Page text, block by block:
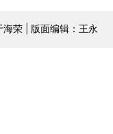
荣 | 版面编辑：王永